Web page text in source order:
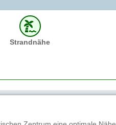
Strandnähe